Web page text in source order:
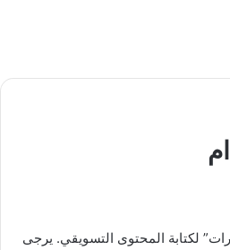
لكتابة المحتوى التسويقي. يرجى